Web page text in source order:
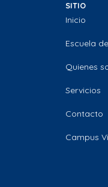
SITIO
Inicio
Escuela
Quienes
Servicios
Contacto
Campus